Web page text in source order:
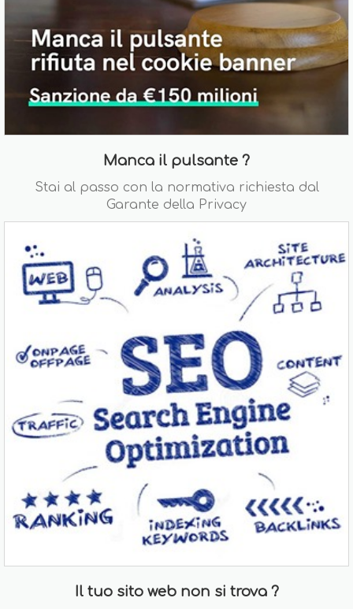
Manca il pulsante ?
Stai al passo con la normativa richiesta dal
Garante della Privacy
Il tuo sito web non si trova ?